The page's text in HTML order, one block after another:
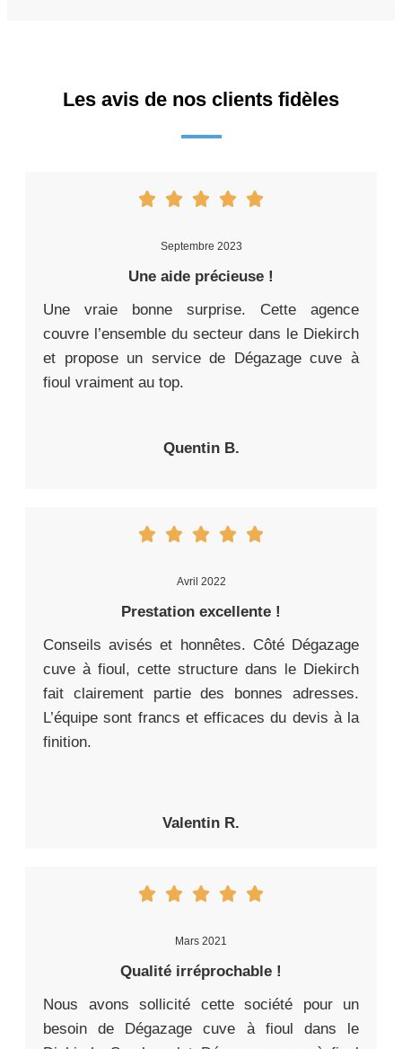
Les avis de nos clients fidèles
Septembre 2023
Une aide précieuse !
Une vraie bonne surprise. Cette agence
couvre l’ensemble du secteur dans le Diekirch
et propose un service de Dégazage cuve à
fioul vraiment au top.
Quentin B.
Avril 2022
Prestation excellente !
Conseils avisés et honnêtes. Côté Dégazage
cuve à fioul, cette structure dans le Diekirch
fait clairement partie des bonnes adresses.
L’équipe sont francs et efficaces du devis à la
finition.
Valentin R.
Mars 2021
Qualité irréprochable !
Nous avons sollicité cette société pour un
besoin de Dégazage cuve à fioul dans le